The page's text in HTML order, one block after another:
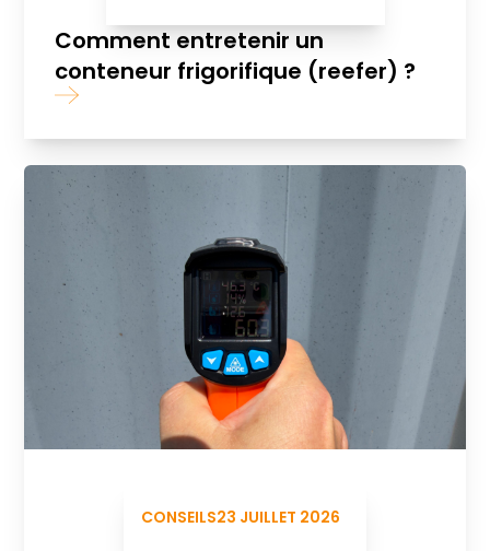
Comment entretenir un
conteneur frigorifique (reefer) ?
CONSEILS23 JUILLET 2026